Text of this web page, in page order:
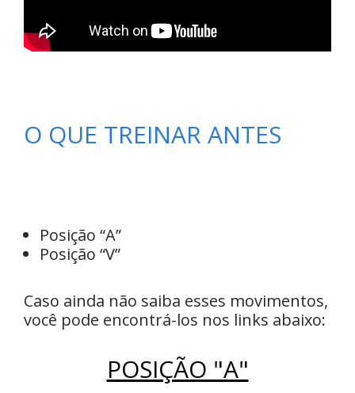
O QUE TREINAR ANTES
Posição “A”
Posição “V”
Caso ainda não saiba esses movimentos,
você pode encontrá-los nos links abaixo:
POSIÇÃO "A"